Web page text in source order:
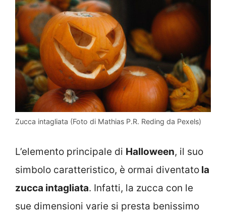
Zucca intagliata (Foto di Mathias P.R. Reding da Pexels)
L’elemento principale di Halloween, il suo
simbolo caratteristico, è ormai diventato la
zucca intagliata. Infatti, la zucca con le
sue dimensioni varie si presta benissimo